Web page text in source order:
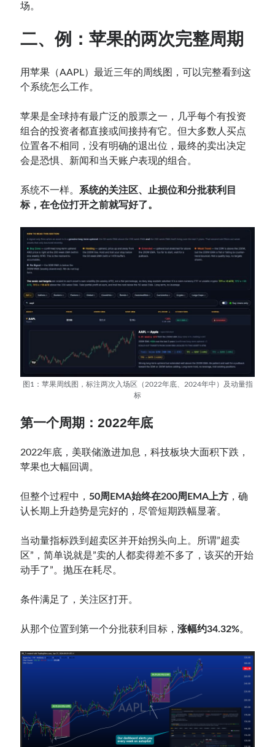
场。
二、例：苹果的两次完整周期
用苹果（AAPL）最近三年的周线图，可以完整看到这
个系统怎么工作。
苹果是全球持有最广泛的股票之一，几乎每个有投资
组合的投资者都直接或间接持有它。但大多数人买点
位置各不相同，没有明确的退出位，最终的卖出决定
会是恐惧、新闻和当天账户表现的组合。
系统不一样。
系统的关注区、止损位和分批获利目
标，在仓位打开之前就写好了。
图1：苹果周线图，标注两次入场区（2022年底、2024年中）及动量指
标
第一个周期：2022年底
2022年底，美联储激进加息，科技板块大面积下跌，
苹果也大幅回调。
但整个过程中， 50周EMA始终在200周EMA上方 ，确
认长期上升趋势是完好的，尽管短期跌幅显著。
当动量指标跌到超卖区并开始拐头向上。所谓”超卖
区”，简单说就是”卖的人都卖得差不多了，该买的开始
动手了”。抛压在耗尽。
条件满足了，关注区打开。
从那个位置到第一个分批获利目标，涨幅约34.32%。